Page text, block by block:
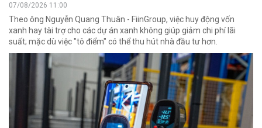
07/08/2026 11:00
Theo ông Nguyễn Quang Thuân - FiinGroup, việc huy động vốn
xanh hay tài trợ cho các dự án xanh không giúp giảm chi phí lãi
suất; mặc dù việc "tô điểm" có thể thu hút nhà đầu tư hơn.